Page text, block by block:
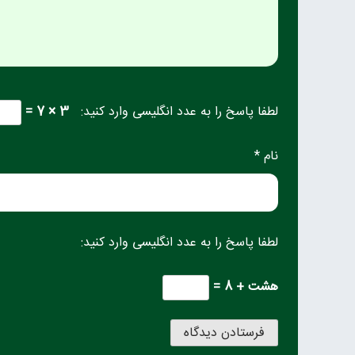
لطفا پاسخ را به عدد انگلیسی وارد کنید: 3 × 7 =
نام *
لطفا پاسخ را به عدد انگلیسی وارد کنید:
هشت + 8 =